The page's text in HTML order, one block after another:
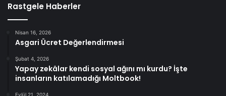
Rastgele Haberler
Nisan 16, 2026
Asgari Ücret Değerlendirmesi
Şubat 4, 2026
Yapay zekâlar kendi sosyal ağını mı kurdu? İşte
insanların katılamadığı Moltbook!
Eylül 21, 2024